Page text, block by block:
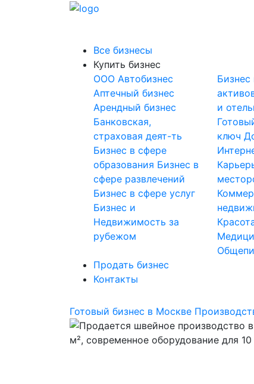
Все бизнесы
Купить бизнес
OOO Автобизнес
Аптечный бизнес
Арендный бизнес
Банковская,
страховая деят-ть
Бизнес в сфере
образования Бизнес в
сфере развлечений
Бизнес в сфере услуг
Бизнес и
Недвижимость за
рубежом
Бизнес
и
ключ
Продать бизнес
Контакты
Готовый бизнес в Москве